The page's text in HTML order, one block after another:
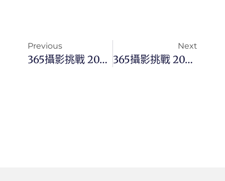
Previous
365攝影挑戰 20251230(二)364/365 Day3633
Next
365攝影挑戰 20260101(四)001/365 Day3654